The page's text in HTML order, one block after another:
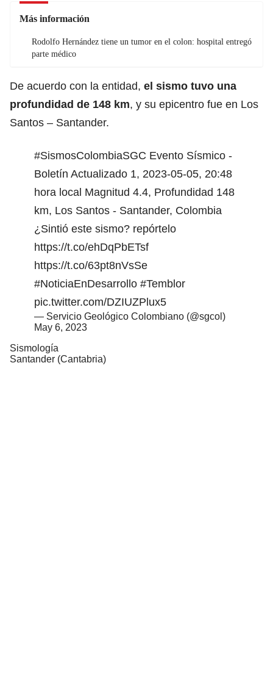
Más información
Rodolfo Hernández tiene un tumor en el colon: hospital entregó
parte médico
De acuerdo con la entidad, el sismo tuvo una
profundidad de 148 km, y su epicentro fue en Los
Santos – Santander.
#SismosColombiaSGC Evento Sísmico -
Boletín Actualizado 1, 2023-05-05, 20:48
hora local Magnitud 4.4, Profundidad 148
km, Los Santos - Santander, Colombia
¿Sintió este sismo? repórtelo
https://t.co/ehDqPbETsf
https://t.co/63pt8nVsSe
#NoticiaEnDesarrollo #Temblor
pic.twitter.com/DZIUZPlux5
— Servicio Geológico Colombiano (@sgcol)
May 6, 2023
Sismología
Santander (Cantabria)